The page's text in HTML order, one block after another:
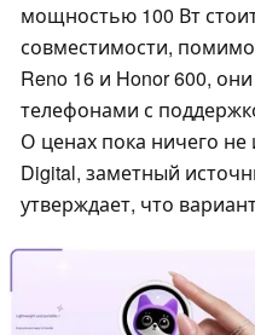
мощностью 100 Вт
совместимости,
Reno 16 и Honor 600,
телефонами с
О ценах пока ничего не
Digital, заметный
утверждает, что